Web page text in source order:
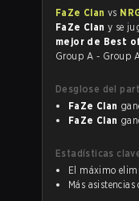
FaZe Clan vs
FaZe Clan y se
mejor de Best
Group A - Group
Desglose del
FaZe Clan
FaZe Clan
Estadísticas
El máximo
Más